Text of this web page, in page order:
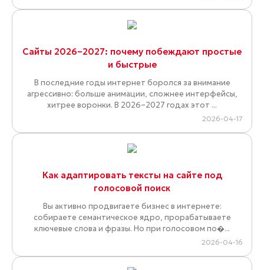
Сайты 2026–2027: почему побеждают простые
и быстрые
В последние годы интернет боролся за внимание
агрессивно: больше анимации, сложнее интерфейсы,
хитрее воронки. В 2026–2027 годах этот ...
2026-04-17
Как адаптировать тексты на сайте под
голосовой поиск
Вы активно продвигаете бизнес в интернете:
собираете семантическое ядро, прорабатываете
ключевые слова и фразы. Но при голосовом по�...
2026-04-16